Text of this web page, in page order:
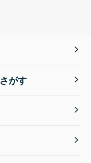
がす